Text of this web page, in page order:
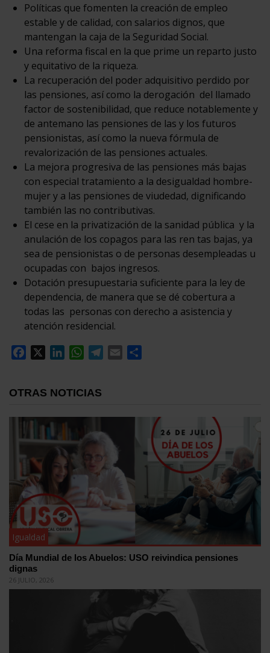
Políticas que fomenten la creación de empleo
estable y de calidad, con salarios dignos, que
mantengan la caja de la Seguridad Social.
Una reforma fiscal en la que prime un reparto justo
y equitativo de la riqueza.
La recuperación del poder adquisitivo perdido por
las pensiones, así como la derogación del llamado
factor de sostenibilidad, que reduce notablemente y
de antemano las pensiones de las y los futuros
pensionistas, así como la nueva fórmula de
revalorización de las pensiones actuales.
La mejora progresiva de las pensiones más bajas
con especial tratamiento a la desigualdad hombre-
mujer y a las pensiones de viudedad, dignificando
también las no contributivas.
El cese en la privatización de la sanidad pública y la
anulación de los copagos para las ren tas bajas, ya
sea de pensionistas o de personas desempleadas u
ocupadas con bajos ingresos.
Dotación presupuestaria suficiente para la ley de
dependencia, de manera que se dé cobertura a
todas las personas con derecho a asistencia y
atención residencial.
Facebook
LinkedInWhatsApp
Telegram
Email
OTRAS NOTICIAS
Igualdad
Día Mundial de los Abuelos: USO reivindica pensiones
dignas
26 JULIO, 2026